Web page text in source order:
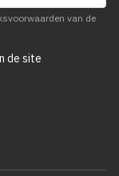
van de
de site